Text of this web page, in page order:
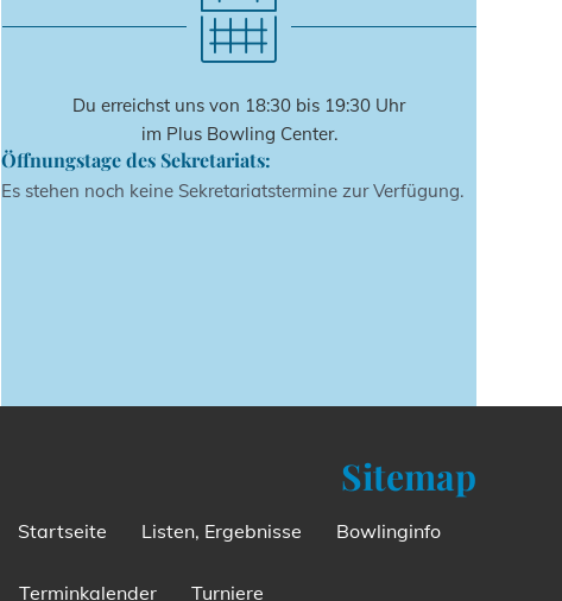
Du erreichst uns von 18:30 bis 19:30 Uhr
im Plus Bowling Center.
Öffnungstage des Sekretariats:
Es stehen noch keine Sekretariatstermine zur Verfügung.
Sitemap
Startseite Listen, Ergebnisse Bowlinginfo
Terminkalender Turniere